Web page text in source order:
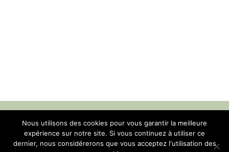
Contact-Mentions légales-Confidentialité
Nous utilisons des cookies pour vous garantir la meilleure
expérience sur notre site. Si vous continuez à utiliser ce
dernier, nous considérerons que vous acceptez l'utilisation des